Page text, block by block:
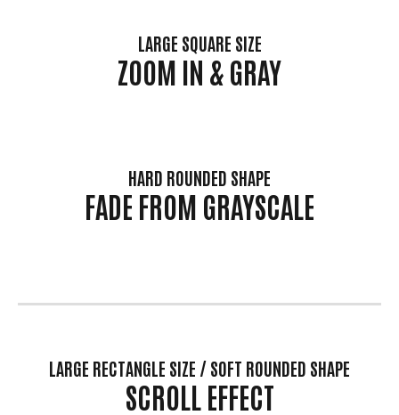
LARGE SQUARE SIZE
ZOOM IN & GRAY
HARD ROUNDED SHAPE
FADE FROM GRAYSCALE
LARGE RECTANGLE SIZE / SOFT ROUNDED SHAPE
SCROLL EFFECT